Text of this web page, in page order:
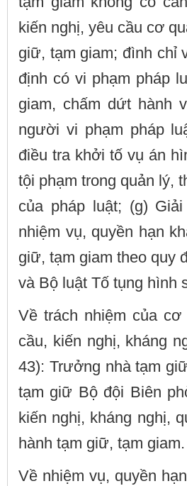
kiến nghị, yêu cầu cơ
giữ, tạm giam; đình chỉ
định có vi phạm pháp
giam, chấm dứt hành
người vi phạm pháp
điều tra khởi tố vụ án
tội phạm trong quản lý,
của pháp luật; (g)
nhiệm vụ, quyền hạn
giữ, tạm giam theo quy
và Bộ luật Tố tụng hình
Về trách nhiệm của
cầu, kiến nghị, kháng
43): Trưởng nhà tạm
tạm giữ Bộ đội Biên
kiến nghị, kháng nghị,
hành tạm giữ, tạm giam.
Về nhiệm vụ, quyền